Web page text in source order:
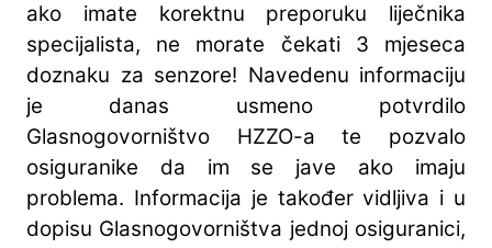
ako imate korektnu preporuku liječnika
specijalista, ne morate čekati 3 mjeseca
doznaku za senzore! Navedenu informaciju
je danas usmeno potvrdilo
Glasnogovorništvo HZZO-a te pozvalo
osiguranike da im se jave ako imaju
problema. Informacija je također vidljiva i u
dopisu Glasnogovorništva jednoj osiguranici,